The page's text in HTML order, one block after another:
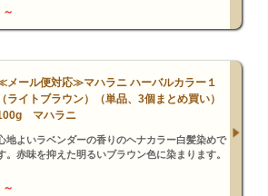
～
メール便対応≫マハラニ ハーバルカラー１
（ライトブラウン）（単品、3個まとめ買い）
マハラニ
地よいラベンダーの香りのヘナカラー白髪染めで
。赤味を抑えた明るいブラウン色に染まります。
～